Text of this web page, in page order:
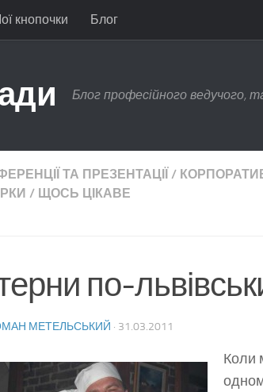
кнопочки Блог
Блог професійного ведучого,
ТА ПРЕЗЕНТАЦІЇ /
/ ЩОСЬ ЦІКАВЕ
по-
МЕТЕЛЬСЬКИЙ · 31.03.2011
Коли